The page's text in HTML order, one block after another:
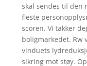
skal sendes til den
fleste
scoren. Vi takker
boligmarkedet. Rw
vinduets
sikring mot støy.